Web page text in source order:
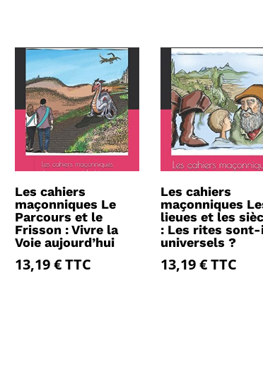
Les cahiers
maçonniques Le
Parcours et le
Frisson : Vivre la
Voie aujourd’hui
13,19€TTC
Les cahiers
maçonniques
lieues et les
: Les rites
universels ?
13,19€TTC